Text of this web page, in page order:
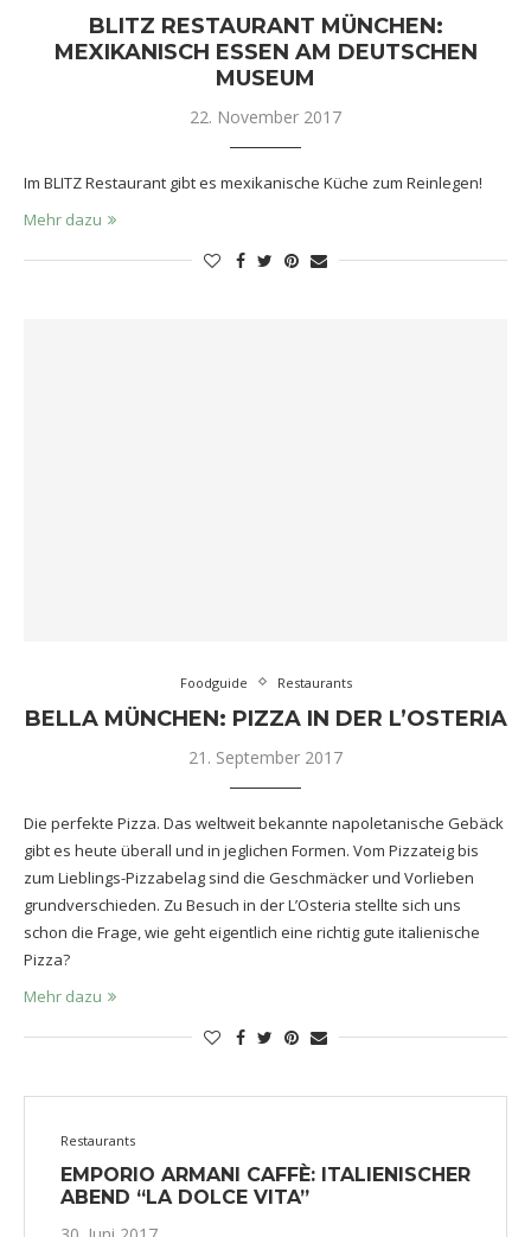
BLITZ RESTAURANT MÜNCHEN:
MEXIKANISCH ESSEN AM DEUTSCHEN
MUSEUM
22. November 2017
Im BLITZ Restaurant gibt es mexikanische Küche zum Reinlegen!
Mehr dazu
Foodguide Restaurants
BELLA MÜNCHEN: PIZZA IN DER L’OSTERIA
21. September 2017
Die perfekte Pizza. Das weltweit bekannte napoletanische Gebäck
gibt es heute überall und in jeglichen Formen. Vom Pizzateig bis
zum Lieblings-Pizzabelag sind die Geschmäcker und Vorlieben
grundverschieden. Zu Besuch in der L’Osteria stellte sich uns
schon die Frage, wie geht eigentlich eine richtig gute italienische
Pizza?
Mehr dazu
Restaurants
EMPORIO ARMANI CAFFÈ: ITALIENISCHER
ABEND “LA DOLCE VITA”